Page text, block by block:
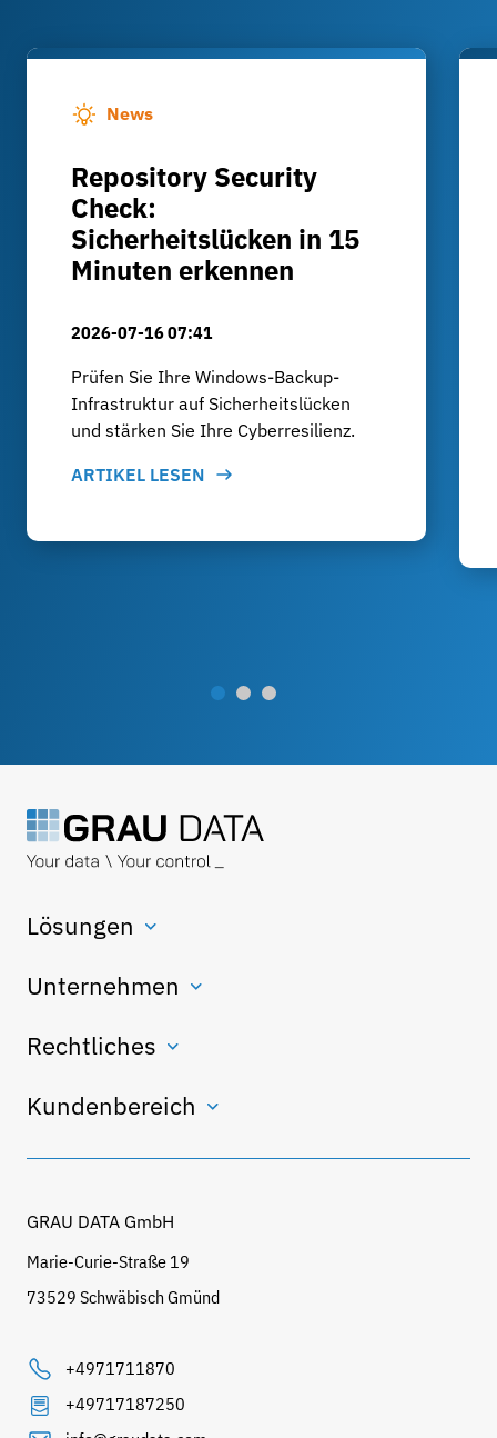
News
Repository Security
Check:
Sicherheitslücken in 15
Minuten erkennen
2026-07-16 07:41
Prüfen Sie Ihre Windows-Backup-
Infrastruktur auf Sicherheitslücken
und stärken Sie Ihre Cyberresilienz.
ARTIKEL LESEN
Lösungen
Unternehmen
Rechtliches
Kundenbereich
GRAU DATA GmbH
Marie-Curie-Straße 19
73529 Schwäbisch Gmünd
+4971711870
+49717187250